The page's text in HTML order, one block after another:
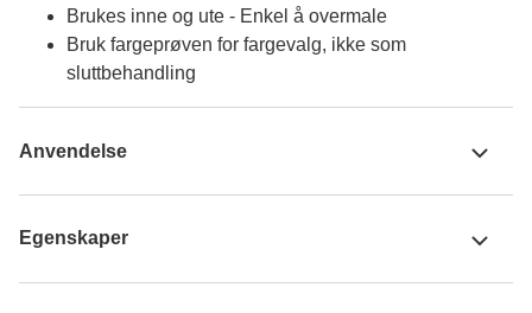
Brukes inne og ute - Enkel å overmale
Bruk fargeprøven for fargevalg, ikke som
sluttbehandling
Anvendelse
Egenskaper